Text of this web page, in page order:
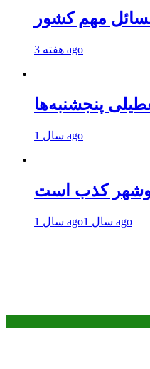
مهم کشور
3 هفته ago
1 سال ago
کذب است
1 سال ago 1 سال ago